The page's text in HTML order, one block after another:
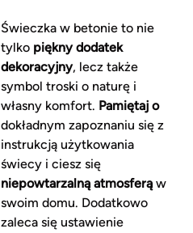
Świeczka w betonie to nie
tylko piękny dodatek
dekoracyjny, lecz także
symbol troski o naturę i
własny komfort. Pamiętaj o
dokładnym zapoznaniu się z
instrukcją użytkowania
świecy i ciesz się
niepowtarzalną atmosferąw
swoim domu. Dodatkowo
zaleca się ustawienie